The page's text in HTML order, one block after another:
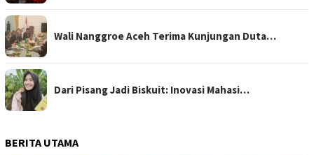
Wali Nanggroe Aceh Terima Kunjungan Duta…
Dari Pisang Jadi Biskuit: Inovasi Mahasi…
BERITA UTAMA